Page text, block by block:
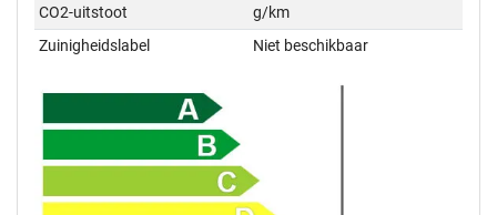
CO2-uitstoot
g/km
Zuinigheidslabel
Niet beschikbaar